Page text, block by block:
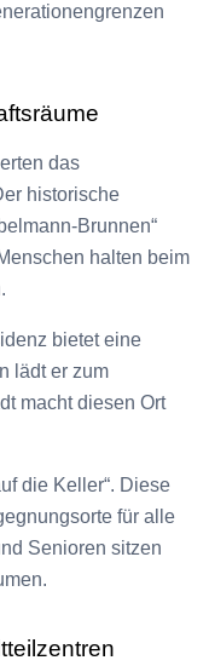
das
historische
Brunnen“
halten beim
bietet eine
lädt er zum
macht diesen Ort
die Keller“. Diese
für alle
Senioren sitzen